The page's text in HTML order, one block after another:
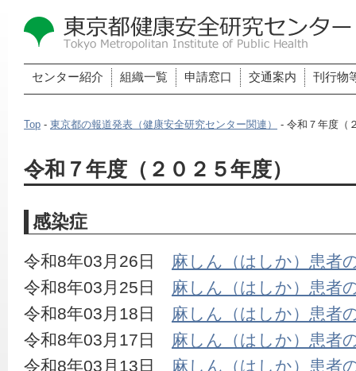
センター紹介 組織一覧 申請窓口 交通案内 刊行物
Top - 東京都の報道発表（健康安全研究センター関連） - 令和７年度（
令和７年度（２０２５年度）
感染症
令和8年03月26日 麻しん（はしか）患者
令和8年03月25日 麻しん（はしか）患者
令和8年03月18日 麻しん（はしか）患者
令和8年03月17日 麻しん（はしか）患者
令和8年03月13日 麻しん（はしか）患者